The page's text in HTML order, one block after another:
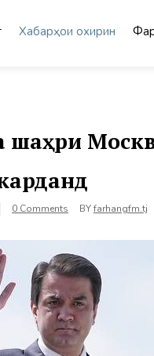
Хабарҳои охирин
0 Comments BYfarhangfm.tj